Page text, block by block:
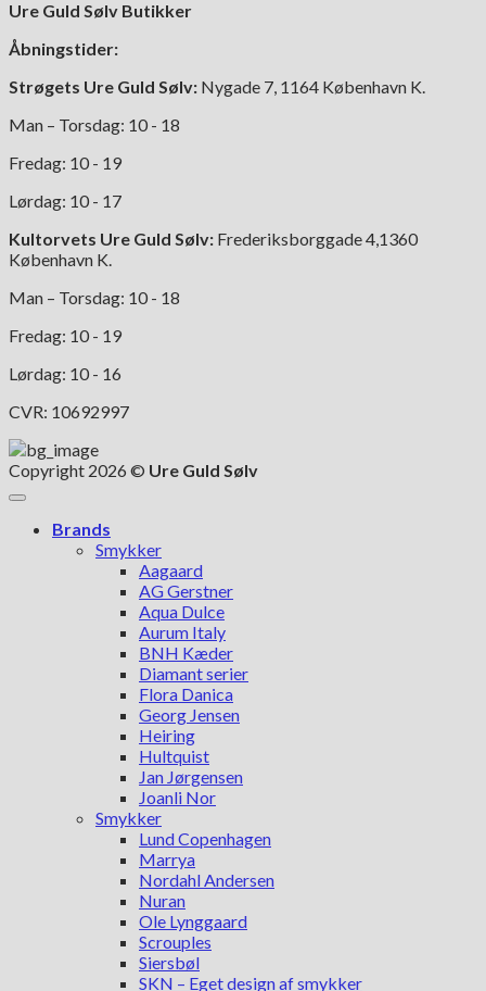
Ure Guld Sølv Butikker
Åbningstider:
Strøgets Ure Guld Sølv: Nygade 7, 1164 København K.
Man – Torsdag: 10 - 18
Fredag: 10 - 19
Lørdag: 10 - 17
Kultorvets Ure Guld Sølv: Frederiksborggade 4,1360
København K.
Man – Torsdag: 10 - 18
Fredag: 10 - 19
Lørdag: 10 - 16
CVR: 10692997
Copyright 2026 © Ure Guld Sølv
Brands
Smykker
Aagaard
AG Gerstner
Aqua Dulce
Aurum Italy
BNH Kæder
Diamant serier
Flora Danica
Georg Jensen
Heiring
Hultquist
Jan Jørgensen
Joanli Nor
Smykker
Lund Copenhagen
Marrya
Nordahl Andersen
Nuran
Ole Lynggaard
Scrouples
Siersbøl
SKN – Eget design af smykker